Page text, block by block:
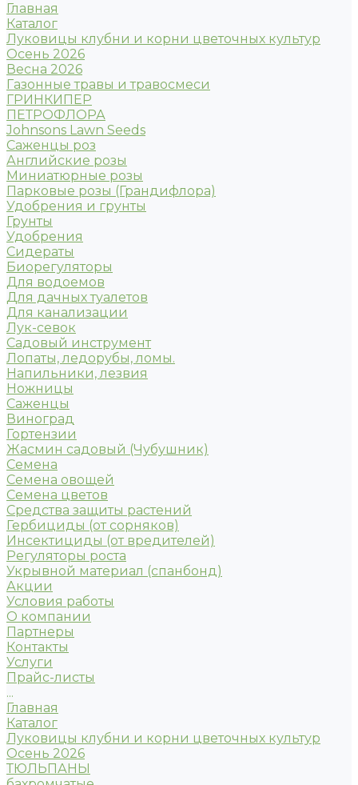
Главная
Каталог
Луковицы клубни и корни цветочных культур
Осень 2026
Весна 2026
Газонные травы и травосмеси
ГРИНКИПЕР
ПЕТРОФЛОРА
Johnsons Lawn Seeds
Саженцы роз
Английские розы
Миниатюрные розы
Парковые розы (Грандифлора)
Удобрения и грунты
Грунты
Удобрения
Сидераты
Биорегуляторы
Для водоемов
Для дачных туалетов
Для канализации
Лук-севок
Садовый инструмент
Лопаты, ледорубы, ломы.
Напильники, лезвия
Ножницы
Саженцы
Виноград
Гортензии
Жасмин садовый (Чубушник)
Семена
Семена овощей
Семена цветов
Средства защиты растений
Гербициды (от сорняков)
Инсектициды (от вредителей)
Регуляторы роста
Укрывной материал (спанбонд)
Акции
Условия работы
О компании
Партнеры
Контакты
Услуги
Прайс-листы
...
Главная
Каталог
Луковицы клубни и корни цветочных культур
Осень 2026
ТЮЛЬПАНЫ